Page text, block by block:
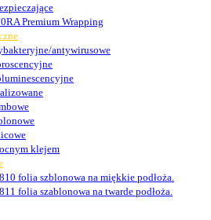
Premium Wrapping
antywirusowe
klejem
folia szblonowa na miękkie podłoża.
folia szablonowa na twarde podłoża.